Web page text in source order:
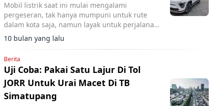
Mobil listrik saat ini mulai mengalami
pergeseran, tak hanya mumpuni untuk rute
dalam kota saja, namun layak untuk perjalanan
jarak jauh
10 bulan yang lalu
Berita
Uji Coba: Pakai Satu Lajur Di Tol
JORR Untuk Urai Macet Di TB
Simatupang